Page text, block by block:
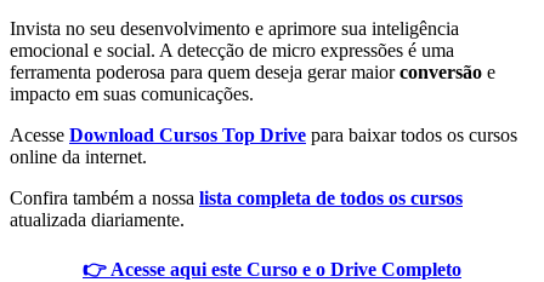
Invista no seu desenvolvimento e aprimore sua inteligência
emocional e social. A detecção de micro expressões é uma
ferramenta poderosa para quem deseja gerar maiorconversão e
impacto em suas comunicações.
Acesse Download Cursos Top Drive para baixar todos os cursos
online da internet.
Confira também a nossa lista completa de todos os cursos
atualizada diariamente.
👉 Acesse aqui este Curso e o Drive Completo